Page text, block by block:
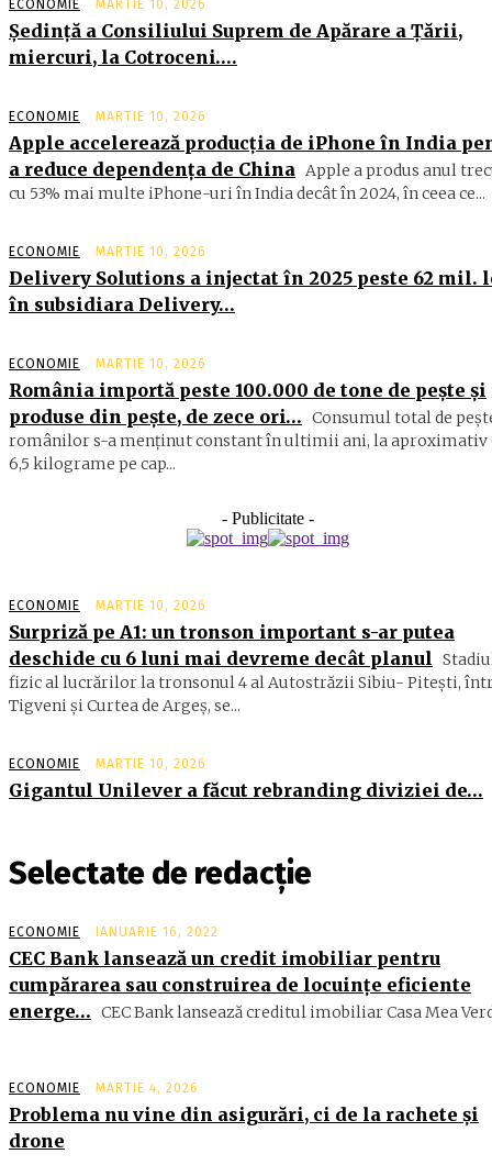
ECONOMIE MARTIE 10, 2026
Şedinţă a Consiliului Suprem de Apărare a Ţării,
miercuri, la Cotroceni….
ECONOMIE MARTIE 10, 2026
Apple accelerează producția de iPhone în India
a reduce dependența de China Apple a produs anul
cu 53% mai multe iPhone-uri în India decât în 2024, în ceea ce...
ECONOMIE MARTIE 10, 2026
Delivery Solutions a injectat în 2025 peste 62 mil.
în subsidiara Delivery…
ECONOMIE MARTIE 10, 2026
România importă peste 100.000 de tone de peşte şi
produse din peşte, de zece ori… Consumul total de
ro­mâ­nilor s-a menţinut constant în ul­timii ani, la aproximativ
6,5 ki­lograme pe cap...
- Publicitate -
ECONOMIE MARTIE 10, 2026
Surpriză pe A1: un tronson important s-ar putea
deschide cu 6 luni mai devreme decât planul
fizic al lucrărilor la tronsonul 4 al Autostrăzii Sibiu- Piteşti,
Tigveni şi Curtea de Argeş, se...
ECONOMIE MARTIE 10, 2026
Gigantul Unilever a făcut rebranding diviziei de…
Selectate de redacție
ECONOMIE IANUARIE 16, 2022
CEC Bank lansează un credit imobiliar pentru
cumpărarea sau construirea de locuinţe eficiente
energe… CEC Bank lansează creditul imobiliar Casa Mea
ECONOMIE MARTIE 4, 2026
Problema nu vine din asigurări, ci de la rachete şi
drone